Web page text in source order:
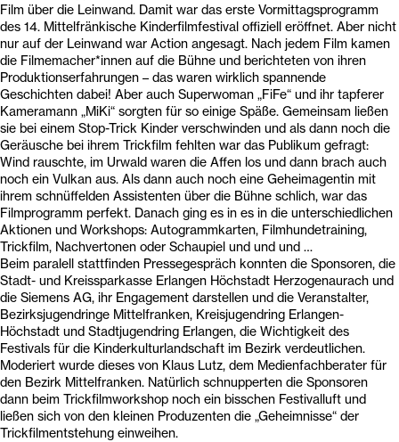
Film über die Leinwand. Damit war das erste Vormittagsprogramm
des 14. Mittelfränkische Kinderfilmfestival offiziell eröffnet. Aber nicht
nur auf der Leinwand war Action angesagt. Nach jedem Film kamen
die Filmemacher*innen auf die Bühne und berichteten von ihren
Produktionserfahrungen – das waren wirklich spannende
Geschichten dabei! Aber auch Superwoman „FiFe“ und ihr tapferer
Kameramann „MiKi“ sorgten für so einige Späße. Gemeinsam ließen
sie bei einem Stop-Trick Kinder verschwinden und als dann noch die
Geräusche bei ihrem Trickfilm fehlten war das Publikum gefragt:
Wind rauschte, im Urwald waren die Affen los und dann brach auch
noch ein Vulkan aus. Als dann auch noch eine Geheimagentin mit
ihrem schnüffelden Assistenten über die Bühne schlich, war das
Filmprogramm perfekt. Danach ging es in es in die unterschiedlichen
Aktionen und Workshops: Autogrammkarten, Filmhundetraining,
Trickfilm, Nachvertonen oder Schaupiel und und und …
Beim paralell stattfinden Pressegespräch konnten die Sponsoren, die
Stadt- und Kreissparkasse Erlangen Höchstadt Herzogenaurach und
die Siemens AG, ihr Engagement darstellen und die Veranstalter,
Bezirksjugendringe Mittelfranken, Kreisjugendring Erlangen-
Höchstadt und Stadtjugendring Erlangen, die Wichtigkeit des
Festivals für die Kinderkulturlandschaft im Bezirk verdeutlichen.
Moderiert wurde dieses von Klaus Lutz, dem Medienfachberater für
den Bezirk Mittelfranken. Natürlich schnupperten die Sponsoren
dann beim Trickfilmworkshop noch ein bisschen Festivalluft und
ließen sich von den kleinen Produzenten die „Geheimnisse“ der
Trickfilmentstehung einweihen.